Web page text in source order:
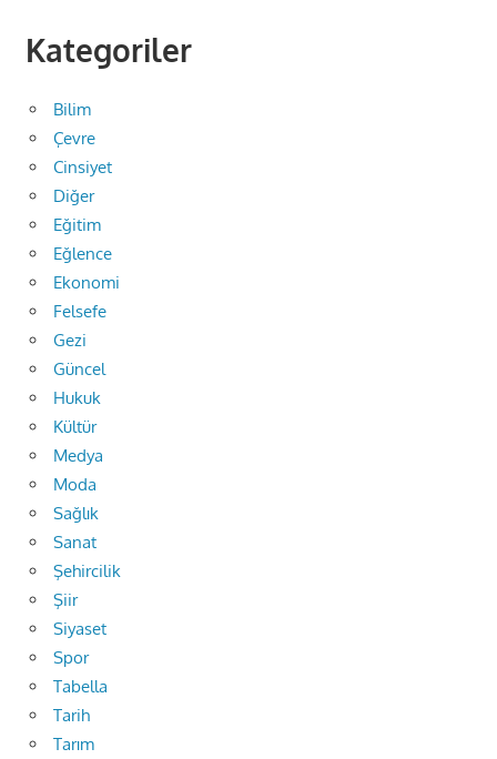
Kategoriler
Bilim
Çevre
Cinsiyet
Diğer
Eğitim
Eğlence
Ekonomi
Felsefe
Gezi
Güncel
Hukuk
Kültür
Medya
Moda
Sağlık
Sanat
Şehircilik
Şiir
Siyaset
Spor
Tabella
Tarih
Tarım